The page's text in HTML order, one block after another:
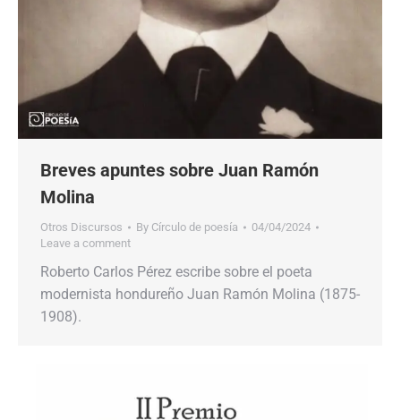
Breves apuntes sobre Juan Ramón
Molina
Otros Discursos By Círculo de poesía
04/04/2024
Leave a comment
Roberto Carlos Pérez escribe sobre el poeta
modernista hondureño Juan Ramón Molina (1875-
1908).